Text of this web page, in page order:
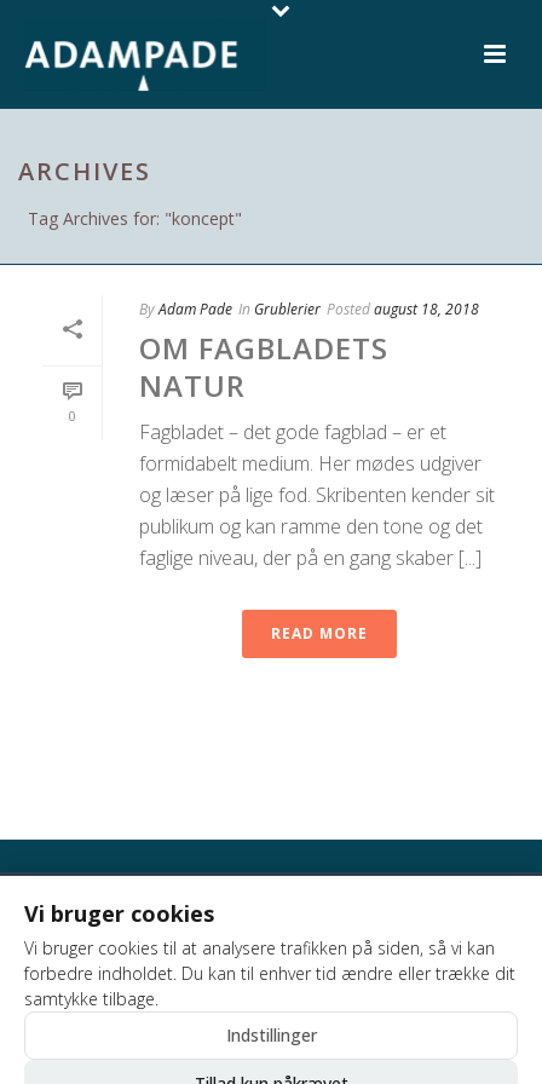
ARCHIVES
Tag Archives for: "koncept"
0
ByAdam Pade In Grublerier Postedaugust 18, 2018
OM FAGBLADETS
NATUR
Fagbladet – det gode fagblad – er et
formidabelt medium. Her mødes udgiver
og læser på lige fod. Skribenten kender sit
publikum og kan ramme den tone og det
faglige niveau, der på en gang skaber [...]
READ MORE
ADAM PADE
Ellepindehus
Ellepindevej 1 · Grøfte
4180 Sorø
Vi bruger cookies
Vi bruger cookies til at analysere trafikken på siden, så vi kan
forbedre indholdet. Du kan til enhver tid ændre eller trække dit
samtykke tilbage.
Indstillinger